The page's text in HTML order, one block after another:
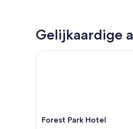
Gelijkaardige
Forest
Forest Park Hotel
Forest Park Hotel